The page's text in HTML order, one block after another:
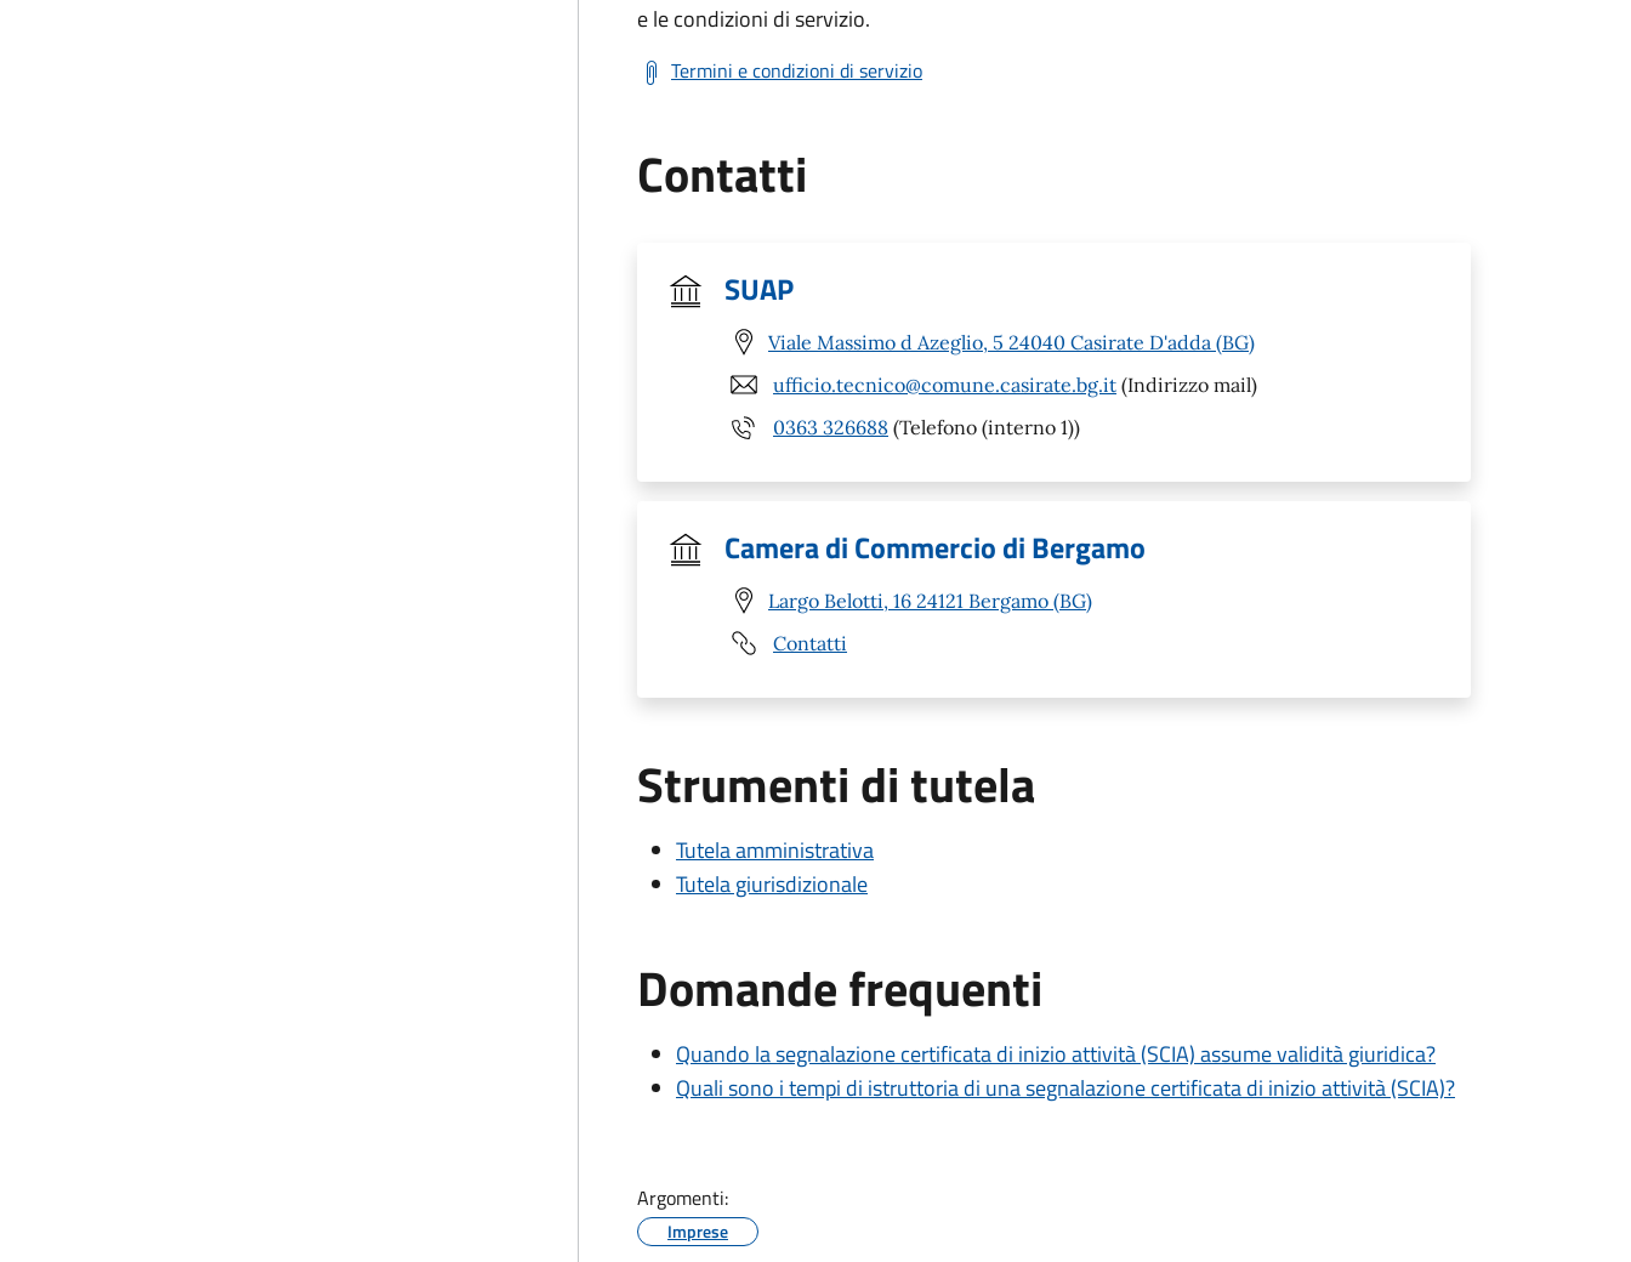
e le condizioni di servizio.
Termini e condizioni di servizio
Contatti
SUAP
Viale Massimo d Azeglio, 5 24040 Casirate D'adda (BG)
ufficio.tecnico@comune.casirate.bg.it (Indirizzo mail)
0363 326688 (Telefono (interno 1))
Camera di Commercio di Bergamo
Largo Belotti, 16 24121 Bergamo (BG)
Contatti
Strumenti di tutela
Tutela amministrativa
Tutela giurisdizionale
Domande frequenti
Quando la segnalazione certificata di inizio attività (SCIA) assume validità giuridica?
Quali sono i tempi di istruttoria di una segnalazione certificata di inizio attività (SCIA)?
Argomenti:
Imprese